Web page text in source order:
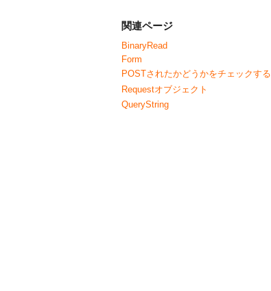
関連ページ
BinaryRead
Form
POSTされたかどうかをチェックする
Requestオブジェクト
QueryString